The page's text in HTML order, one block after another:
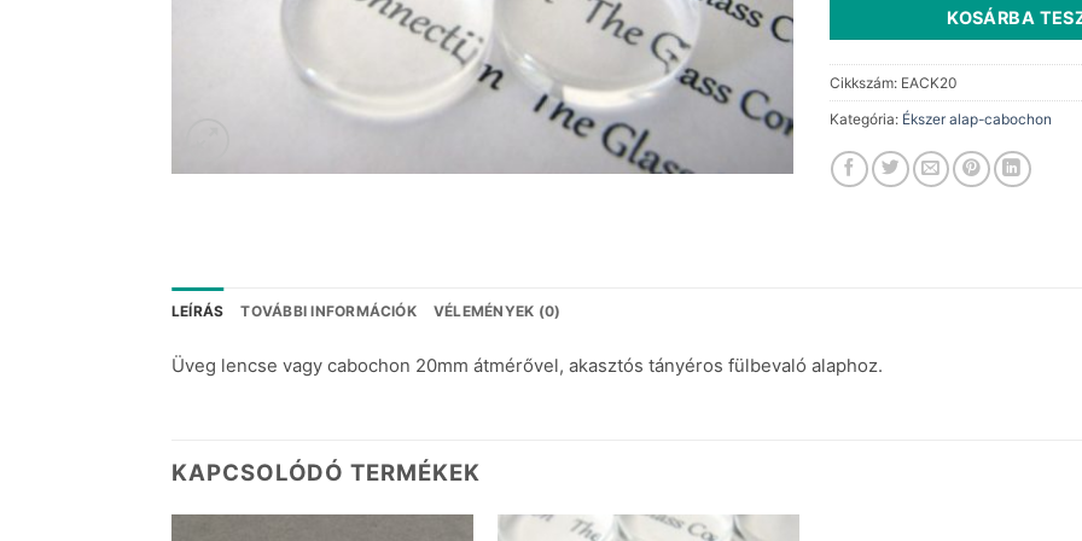
KOSÁRBA
Cikkszám: EACK20
Kategória: Ékszer alap-cabochon
LEÍRÁS TOVÁBBI INFORMÁCIÓK VÉLEMÉNYEK (0)
Üveg lencse vagy cabochon 20mm átmérővel, akasztós tányéros fülbevaló alaphoz.
KAPCSOLÓDÓ TERMÉKEK